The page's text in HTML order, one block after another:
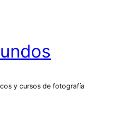
y cursos de fotografía